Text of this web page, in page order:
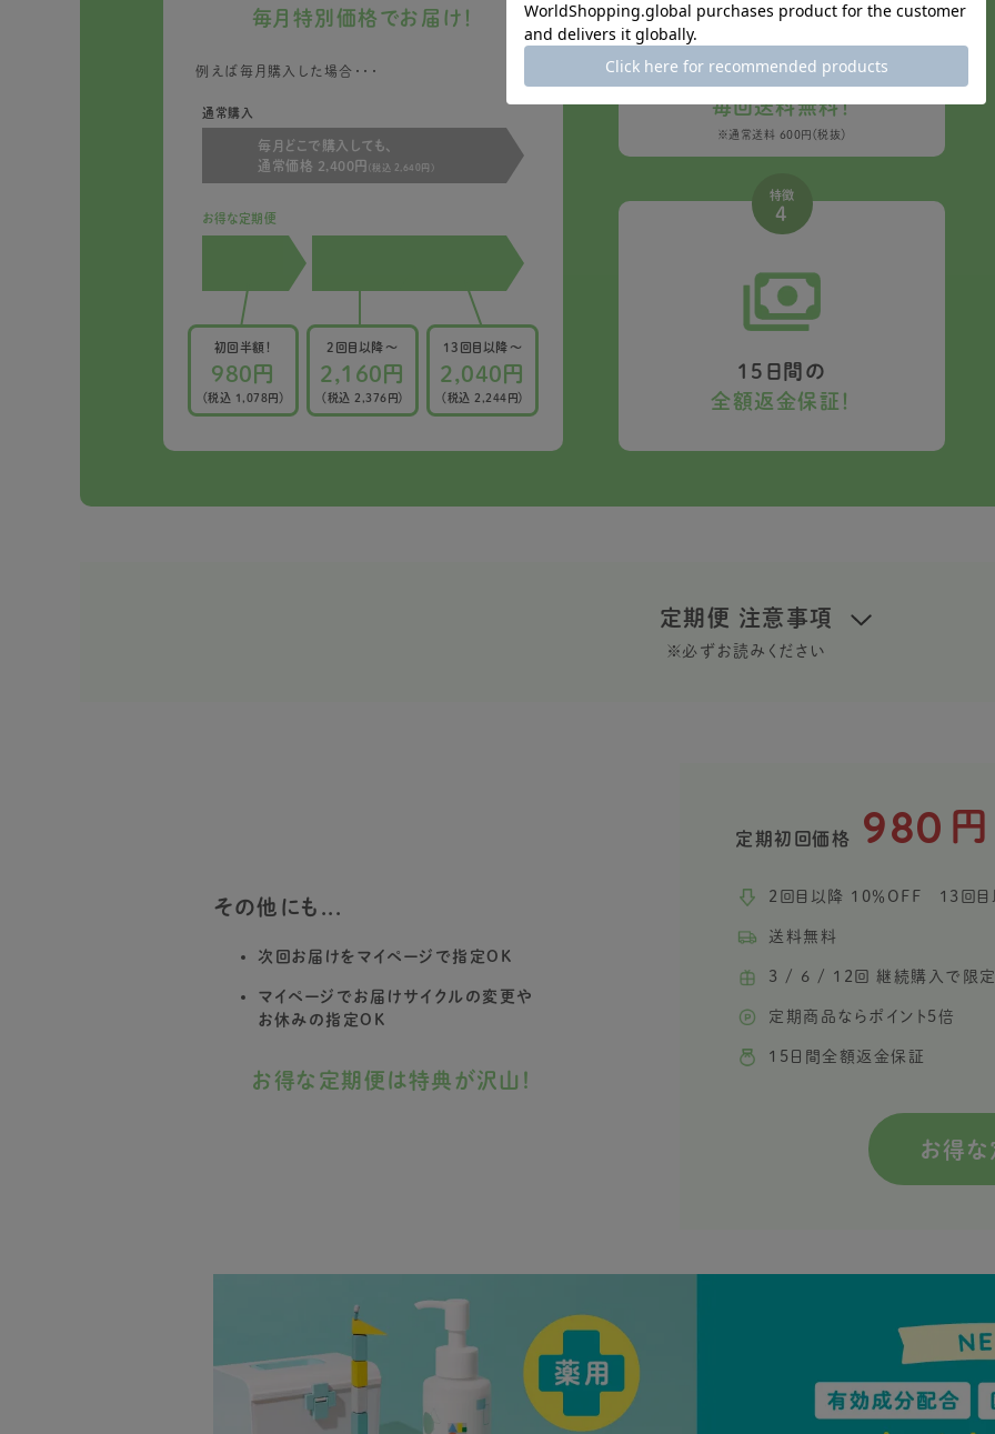
毎月特別価格でお届け！
例えば毎月購入した場合・・・
通常購入
毎月どこで購入しても、
通常価格 2,400円
(税込 2,640円)
お得な定期便
初回半額！
980円
（税込 1,078円）
2回目以降〜
2,160円
（税込 2,376円）
13回目以降〜
2,040円
（税込 2,244円）
全国どこでも
毎回送料無料！
※通常送料 600円（税抜）
特徴
4
15日間の
全額返金保証！
定期便 注意事項
※必ずお読みください
その他にも...
次回お届けをマイページで指定OK
マイページでお届けサイクルの変更や
お休みの指定OK
お得な定期便は特典が沢山！
定期初回価格 980 円
2回目以降 10％OFF 13回目
送料無料
3 / 6 / 12回 継続購入で限定
定期商品ならポイント5倍
15日間全額返金保証
お得な